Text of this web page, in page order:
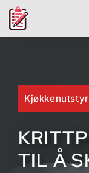
Hopp
Kjøkkenutstyr
TIL Å